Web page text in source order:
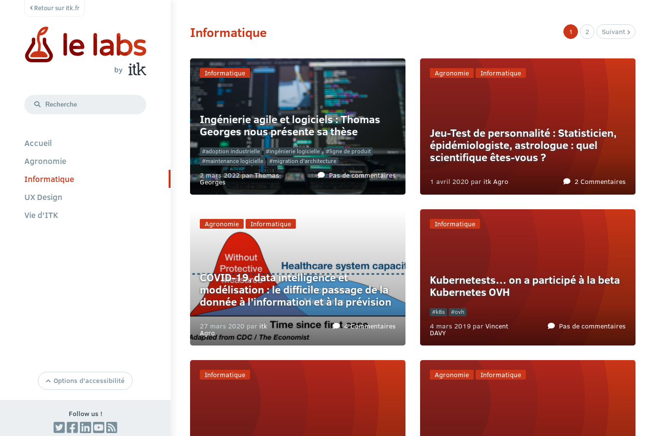
Retour sur itk.fr
Accueil
Agronomie
Informatique
UX Design
Vie d'ITK
Taille de texte par Defaut
Réduire la Taille du Texte
Options d'accessibilité
Follow us !
Informatique 1 2 Suivant
Informatique
Ingénierie agile et logiciels : Thomas
Georges nous présente sa thèse
adoption industrielle ingénierie logicielle
ligne de produit
maintenance logicielle
migration d'architecture
2 mars 2022 parThomas
Georges
Pas de commentaires
Agronomie Informatique
Jeu-Test de personnalité : Statisticien,
épidémiologiste, astrologue : quel
scientifique êtes-vous ?
1 avril 2020 par itk Agro 2 Commentaires
Agronomie Informatique
COVID-19, data intelligence et
modélisation : le difficile passage de la
donnée à l’information et à la prévision
27 mars 2020 par itk
Agro
4 Commentaires
Informatique
Kubernetests… on a participé à la beta
Kubernetes OVH
k8s ovh
4 mars 2019 par Vincent
DAVY
Pas de commentaires
Informatique Agronomie Informatique